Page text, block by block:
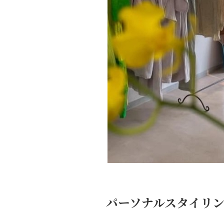
パーソナルスタイリ